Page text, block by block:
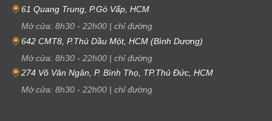
61 Quang Trung, P.Gò Vấp, HCM
Mở cửa: 8h30 - 22h00 | chỉ đường
642 CMT8, P.Thủ Dầu Một, HCM (Bình Dương)
Mở cửa: 8h30 - 22h00 | chỉ đường
274 Võ Văn Ngân, P. Bình Thọ, TP.Thủ Đức, HCM
Mở cửa: 8h30 - 22h00 | chỉ đường